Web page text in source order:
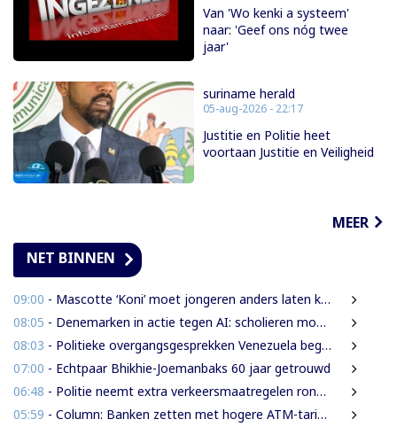
Van 'Wo kenki a systeem'
naar: 'Geef ons nóg twee
jaar'
suriname herald
05-aug-2026 - 22:17
Justitie en Politie heet
voortaan Justitie en Veiligheid
MEER
NET BINNEN
09:00 - Mascotte ‘Koni’ moet jongeren anders laten kijken naar Surinaamse houtsector
08:05 - Denemarken in actie tegen AI: scholieren moeten extra mondelinge examens doen
08:03 - Politieke overgangsgesprekken Venezuela beginnen zonder Machado
07:00 - Echtpaar Bhikhie-Joemanbaks 60 jaar getrouwd
06:48 - Politie neemt extra verkeersmaatregelen rond afgesloten Domineestraat
05:59 - Column: Banken zetten met hogere ATM-tarieven digitale economie op achterstand